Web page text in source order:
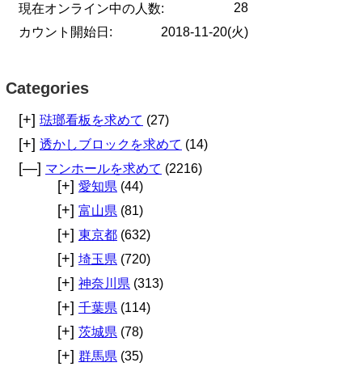
28
現在オンライン中の人数:
2018-11-20(火)
カウント開始日:
Categories
[+] 琺瑯看板を求めて (27)
[+] 透かしブロックを求めて (14)
[—] マンホールを求めて (2216)
[+] 愛知県 (44)
[+] 富山県 (81)
[+] 東京都 (632)
[+] 埼玉県 (720)
[+] 神奈川県 (313)
[+] 千葉県 (114)
[+] 茨城県 (78)
[+] 群馬県 (35)